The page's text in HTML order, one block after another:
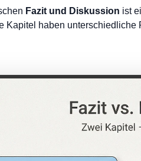
Fazit und Diskussion ist
Kapitel haben